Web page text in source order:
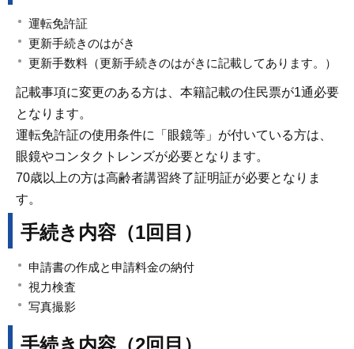
運転免許証
更新手続きのはがき
更新手数料（更新手続きのはがきに記載してあります。）
記載事項に変更のある方は、本籍記載の住民票が1通必要
となります。
運転免許証の使用条件に「眼鏡等」が付いている方は、
眼鏡やコンタクトレンズが必要となります。
70歳以上の方は高齢者講習終了証明証が必要となりま
す。
手続き内容（1回目）
申請書の作成と申請料金の納付
視力検査
写真撮影